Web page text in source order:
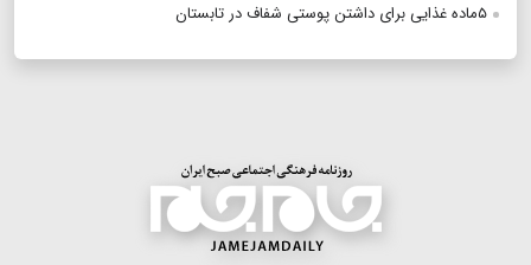
۵ماده غذایی برای داشتن پوستی شفاف در تابستان